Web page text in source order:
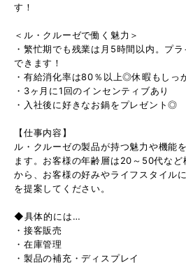
す！
＜ル・クルーゼで働く魅力＞
・繁忙期でも残業は月5時間以内。プ
できます！
・有給消化率は80％以上◎休暇もしっ
・3ヶ月に1回のインセンティブあり
・入社後に好きなお鍋をプレゼント◎
【仕事内容】
ル・クルーゼの製品が持つ魅力や機能
ます。お客様の年齢層は20～50代な
から、お客様の好みやライフスタイル
を提案してください。
◆具体的には…
・接客販売
・在庫管理
・製品の補充・ディスプレイ